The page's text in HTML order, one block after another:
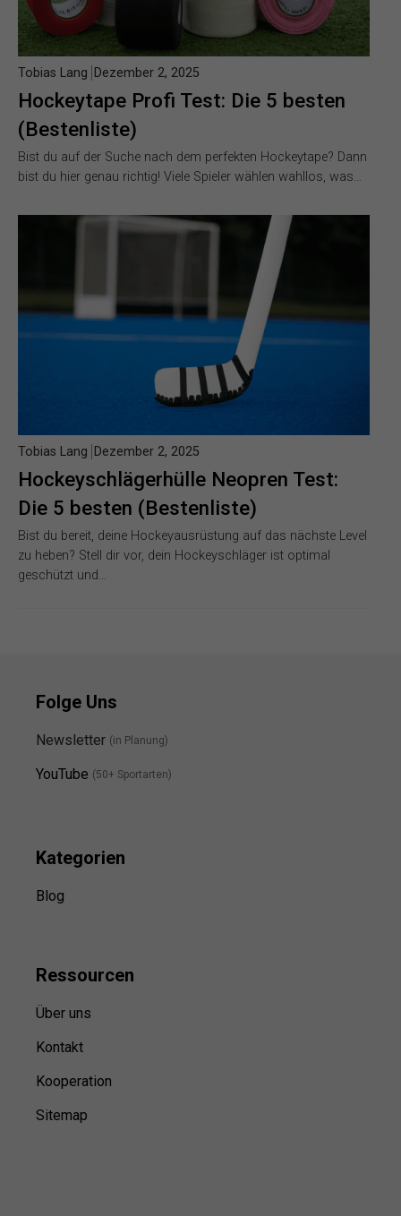
Hockeytape Profi Test: Die 5 besten
(Bestenliste)
Tobias Lang Dezember 2, 2025
Bist du auf der Suche nach dem perfekten Hockeytape? Dann
bist du hier genau richtig! Viele Spieler wählen wahllos, was…
Hockeyschlägerhülle Neopren Test:
Die 5 besten (Bestenliste)
Tobias Lang Dezember 2, 2025
Bist du bereit, deine Hockeyausrüstung auf das nächste Level
zu heben? Stell dir vor, dein Hockeyschläger ist optimal
geschützt und…
Folge Uns
Newsletter (in Planung)
YouTube (50+ Sportarten)
Kategorien
Blog
Ressourcen
Über uns
Kontakt
Kooperation
Sitemap